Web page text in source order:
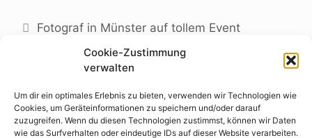
Cookie-Zustimmung
verwalten
Um dir ein optimales Erlebnis zu bieten, verwenden wir Technologien wie
Cookies, um Geräteinformationen zu speichern und/oder darauf
zuzugreifen. Wenn du diesen Technologien zustimmst, können wir Daten
wie das Surfverhalten oder eindeutige IDs auf dieser Website verarbeiten.
Fotograf in Münster auf tollem Event
Van de Forst auf Schalke – Konzertfotograf
Schreibe einen Kommentar